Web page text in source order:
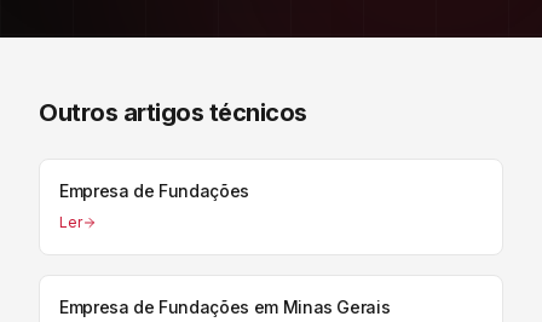
Outros artigos técnicos
Empresa de Fundações
Ler
Empresa de Fundações em Minas Gerais